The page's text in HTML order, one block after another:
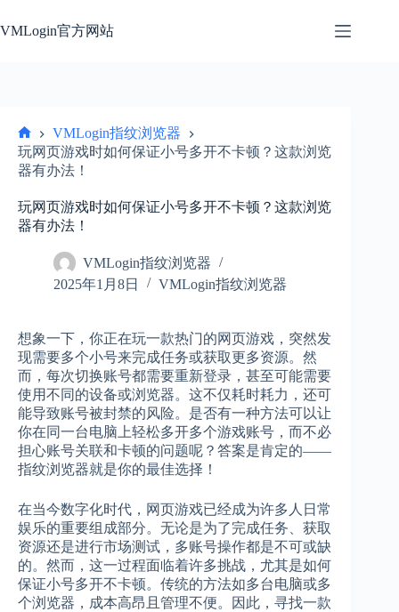
过
VMLogin官方网站
首
页
VMLogin指纹浏览器
玩网页游戏时如何保证小号多开不卡顿？这款浏览
器有办法！
玩网页游戏时如何保证小号多开不卡顿？这款浏览
器有办法！
VMLogin指纹浏览器
2025年1月8日
VMLogin指纹浏览器
想象一下，你正在玩一款热门的网页游戏，突然发
现需要多个小号来完成任务或获取更多资源。然
而，每次切换账号都需要重新登录，甚至可能需要
使用不同的设备或浏览器。这不仅耗时耗力，还可
能导致账号被封禁的风险。是否有一种方法可以让
你在同一台电脑上轻松多开多个游戏账号，而不必
担心账号关联和卡顿的问题呢？答案是肯定的——
指纹浏览器就是你的最佳选择！
在当今数字化时代，网页游戏已经成为许多人日常
娱乐的重要组成部分。无论是为了完成任务、获取
资源还是进行市场测试，多账号操作都是不可或缺
的。然而，这一过程面临着许多挑战，尤其是如何
保证小号多开不卡顿。传统的方法如多台电脑或多
个浏览器，成本高昂且管理不便。因此，寻找一款